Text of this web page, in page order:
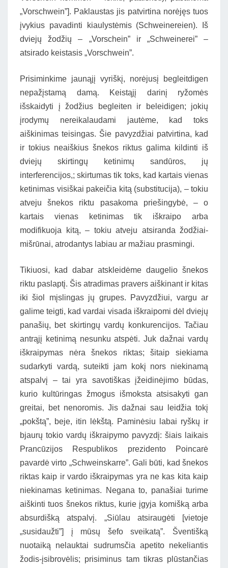
„Vorschwein”]. Paklaustas jis patvirtina norėjęs tuos
įvykius pavadinti kiaulystėmis (Schweinereien). Iš
dviejų žodžių – „Vorschein” ir „Schweinerei” –
atsirado keistasis „Vorschwein”.
Prisiminkime jaunąjį vyriškį, norėjusį begleitdigen
nepažįstamą damą. Keistąjį darinį ryžomės
išskaidyti į žodžius begleiten ir beleidigen; jokių
įrodymų nereikalaudami jautėme, kad toks
aiškinimas teisingas. Šie pavyzdžiai patvirtina, kad
ir tokius neaiškius šnekos riktus galima kildinti iš
dviejų skirtingų ketinimų sandūros, jų
interferencijos,; skirtumas tik toks, kad kartais vienas
ketinimas visiškai pakeičia kitą (substitucija), – tokiu
atveju šnekos riktu pasakoma priešingybė, – o
kartais vienas ketinimas tik iškraipo arba
modifikuoja kitą, – tokiu atveju atsiranda žodžiai-
mišrūnai, atrodantys labiau ar mažiau prasmingi.
Tikiuosi, kad dabar atskleidėme daugelio šnekos
riktu paslaptį. Šis atradimas pravers aiškinant ir kitas
iki šiol mįslingas jų grupes. Pavyzdžiui, vargu ar
galime teigti, kad vardai visada iškraipomi dėl dviejų
panašių, bet skirtingų vardų konkurencijos. Tačiau
antrąjį ketinimą nesunku atspėti. Juk dažnai vardų
iškraipymas nėra šnekos riktas; šitaip siekiama
sudarkyti vardą, suteikti jam kokį nors niekinamą
atspalvį – tai yra savotiškas įžeidinėjimo būdas,
kurio kultūringas žmogus išmoksta atsisakyti gan
greitai, bet nenoromis. Jis dažnai sau leidžia tokį
„pokštą”, beje, itin lėkštą. Paminėsiu labai ryškų ir
bjaurų tokio vardų iškraipymo pavyzdį: šiais laikais
Prancūzijos Respublikos prezidento Poincarė
pavardė virto „Schweinskarre”. Gali būti, kad šnekos
riktas kaip ir vardo iškraipymas yra ne kas kita kaip
niekinamas ketinimas. Negana to, panašiai turime
aiškinti tuos šnekos riktus, kurie įgyja komišką arba
absurdišką atspalvį. „Siūlau atsiraugėti [vietoje
„susidaužti”] į mūsų šefo sveikatą”. Šventišką
nuotaiką nelauktai sudrumsčia apetito nekeliantis
žodis-įsibrovėlis; prisiminus tam tikras plūstančias